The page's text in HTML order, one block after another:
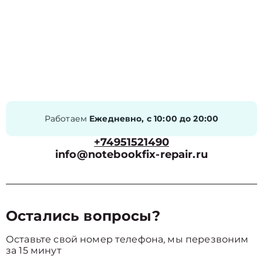
Работаем Ежедневно, с 10:00 до 20:00
+74951521490
info@notebookfix-repair.ru
Остались вопросы?
Оставьте свой номер телефона, мы перезвоним
за 15 минут